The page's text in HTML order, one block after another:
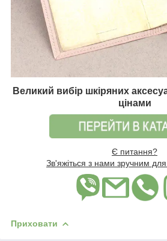
Великий вибір шкіряних
цінами
Є питання?
Зв'яжіться з нами зручним
Приховати